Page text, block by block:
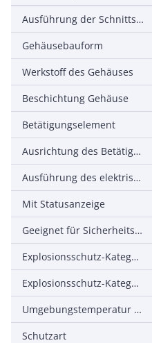
Ausführung der Schnittstelle für sicherheitsgerichtete Kommunikation
Gehäusebauform
Werkstoff des Gehäuses
Beschichtung Gehäuse
Betätigungselement
Ausrichtung des Betätigungselements
Ausführung des elektrischen Anschlusses
Mit Statusanzeige
Geeignet für Sicherheitsfunktionen
Explosionsschutz-Kategorie für Gas
Explosionsschutz-Kategorie für Staub
Umgebungstemperatur während des Betriebs
Schutzart